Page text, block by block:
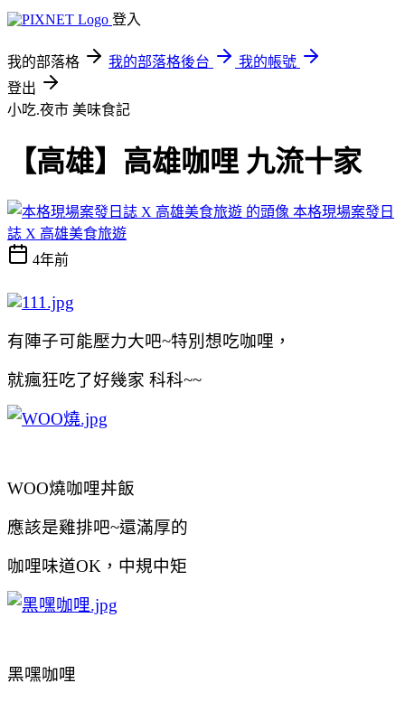
登入
我的部落格 我的部落格後台
我的帳號
登出
小吃.夜市 美味食記
【高雄】高雄咖哩 九流十家
本格現場案發日
誌 X 高雄美食旅遊
4年前
有陣子可能壓力大吧~特別想吃咖哩，
就瘋狂吃了好幾家 科科~~
WOO燒咖哩丼飯
應該是雞排吧~還滿厚的
咖哩味道OK，中規中矩
黑嘿咖哩